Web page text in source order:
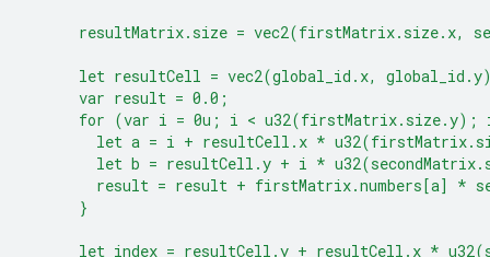
resultMatrix.size = vec2(firstMatrix.size.x,
let resultCell = vec2(global_id.x,
      var result = 0.0;
for (var i = 0u; i < u32(firstMatrix.size.y);
let a = i + resultCell.x *
let b = resultCell.y + i *
result = result + firstMatrix.numbers[a] *
      }
let index = resultCell.y + resultCell.x *